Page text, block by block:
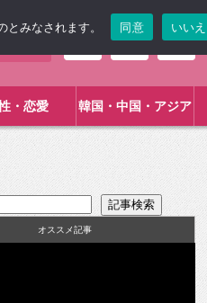
・恋愛 韓国・中国・アジア
オススメ記事
みなされます。 同意 いいえ